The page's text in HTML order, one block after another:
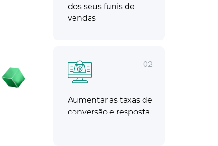
dos seus funis de
vendas
02
Aumentar as taxas de
conversão e resposta